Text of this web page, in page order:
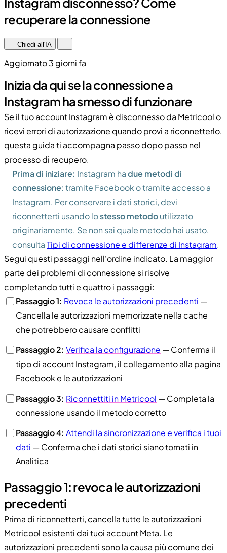
recuperare la connessione
Chiedi all'IA
Aggiornato 3 giorni fa
Inizia da qui se la connessione a
Instagram ha smesso di funzionare
Se il tuo account Instagram è disconnesso da Metricool o
ricevi errori di autorizzazione quando provi a riconnetterlo,
questa guida ti accompagna passo dopo passo nel
processo di recupero.
Prima di iniziare: Instagram hadue metodi di
connessione: tramite Facebook o tramite accesso a
Instagram. Per conservare i dati storici, devi
riconnetterti usando lostesso metodoutilizzato
originariamente. Se non sai quale metodo hai usato,
consultaTipi di connessione e differenze di Instagram.
Segui questi passaggi nell'ordine indicato. La maggior
parte dei problemi di connessione si risolve
completando tutti e quattro i passaggi:
Passaggio 1: Revoca le autorizzazioni precedenti —
Cancella le autorizzazioni memorizzate nella cache
che potrebbero causare conflitti
Passaggio 2: Verifica la configurazione — Conferma il
tipo di account Instagram, il collegamento alla pagina
Facebook e le autorizzazioni
Passaggio 3: Riconnettiti in Metricool — Completa la
connessione usando il metodo corretto
Passaggio 4: Attendi la sincronizzazione e verifica i tuoi
dati — Conferma che i dati storici siano tornati in
Analitica
Passaggio 1: revoca le autorizzazioni
precedenti
Prima di riconnetterti, cancella tutte le autorizzazioni
Metricool esistenti dai tuoi account Meta. Le
autorizzazioni precedenti sono la causa più comune dei